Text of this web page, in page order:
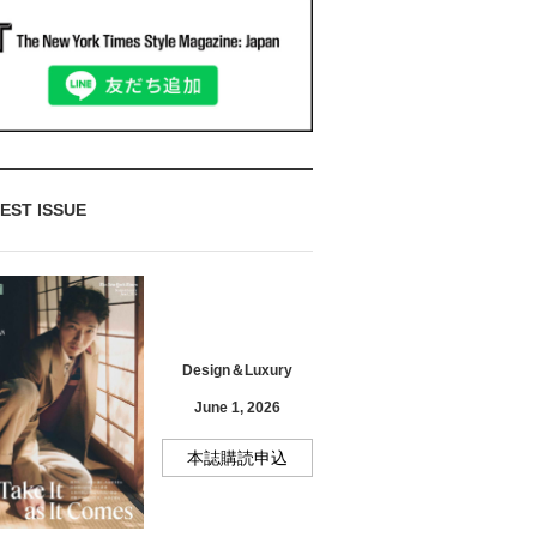
ISSUE
Design＆Luxury
June 1, 2026
本誌購読申込